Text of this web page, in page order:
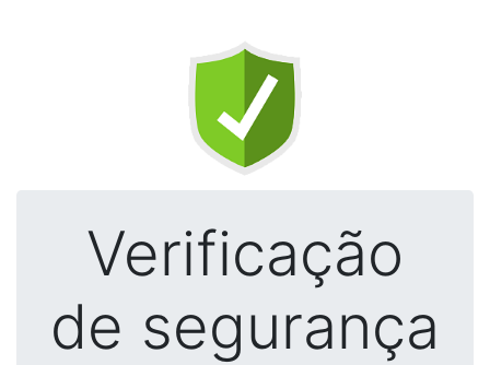
Verificação
de segurança